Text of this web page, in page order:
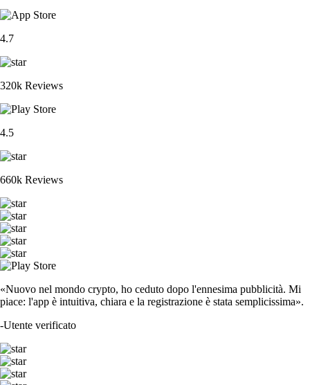
4.7
320k Reviews
4.5
660k Reviews
«Nuovo nel mondo crypto, ho ceduto dopo l'ennesima pubblicità. Mi
piace: l'app è intuitiva, chiara e la registrazione è stata semplicissima».
-Utente verificato